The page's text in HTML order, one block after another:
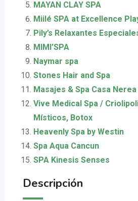
MAYAN CLAY SPA
Miilé SPA at Excellence
Pily’s Relaxantes
MIMI’SPA
Naymar spa
Stones Hair and Spa
Masajes & Spa Casa Nerea
Vive Medical Spa /
Místicos, Botox
Heavenly Spa by Westin
Spa Aqua Cancun
SPA Kinesis Senses
Descripción